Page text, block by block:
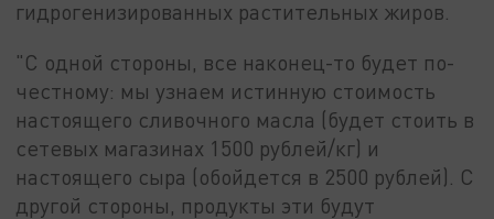
гидрогенизированных растительных жиров.
"С одной стороны, все наконец-то будет по-
честному: мы узнаем истинную стоимость
настоящего сливочного масла (будет стоить в
сетевых магазинах 1500 рублей/кг) и
настоящего сыра (обойдется в 2500 рублей). С
другой стороны, продукты эти будут